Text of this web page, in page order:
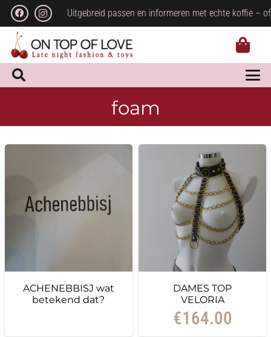
Uitgebreid passen en informeren met echte koffie –
foam
ACHENEBBISJ wat
betekend dat?
DAMES TOP
VELORIA
€164.00